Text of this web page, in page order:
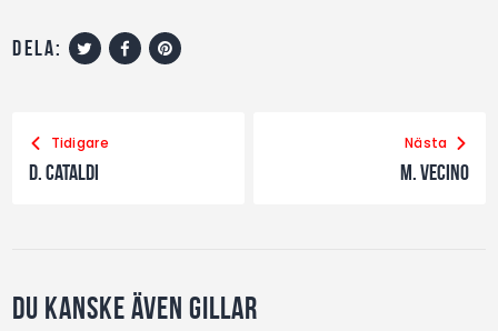
dela:
Tidigare
D. Cataldi
Nästa
M. Vecino
Du kanske även gillar